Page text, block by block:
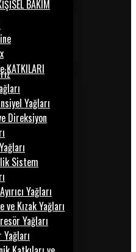
BAKIM
KATKILARI
Yağları
Direksiyon
Sistem
Yağları
ve Kızak Yağları
Yağları